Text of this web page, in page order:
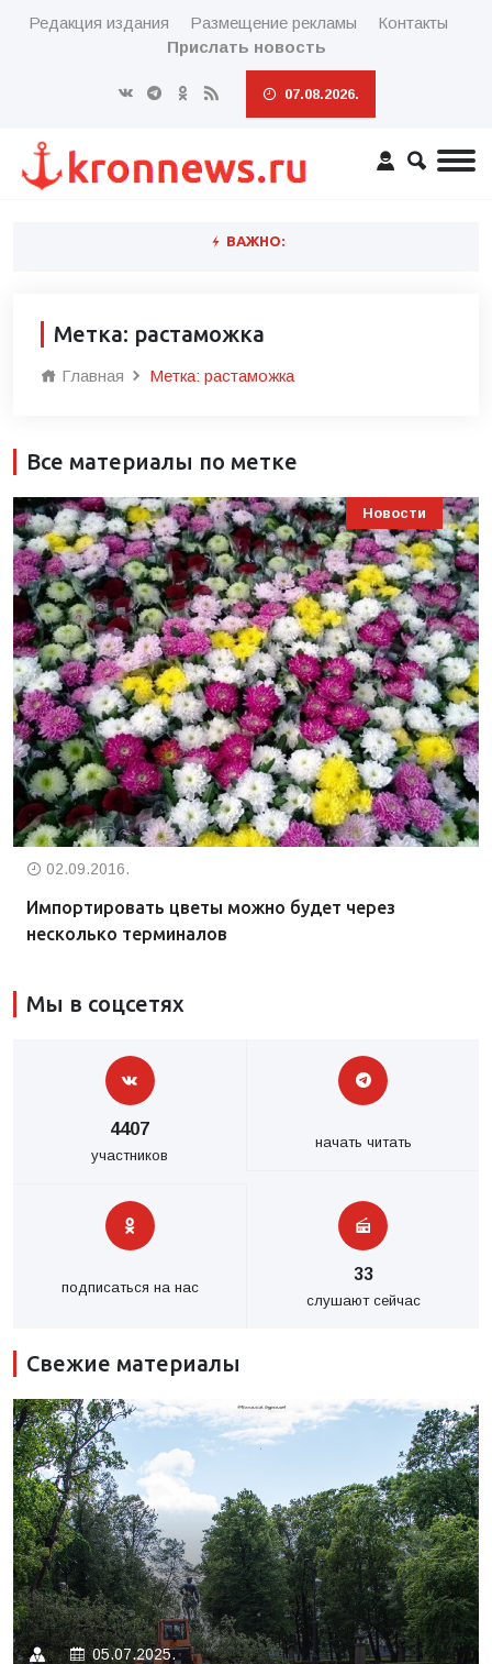
Редакция издания Размещение рекламы
Контакты
Прислать новость
07.08.2026.
ВАЖНО:
Метка: растаможка
Главная Метка: растаможка
Все материалы по метке
Новости
02.09.2016.
Импортировать цветы можно будет через
несколько терминалов
Мы в соцсетях
4407
участников
начать читать
подписаться на нас
33
слушают сейчас
Свежие материалы
05.07.2025.